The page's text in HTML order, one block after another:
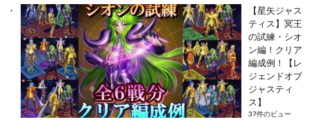
【星矢ジャス
ティス】冥王
の試練・シオ
ン編！クリア
編成例！【レ
ジェンドオブ
ジャスティ
ス】
37件のビュー